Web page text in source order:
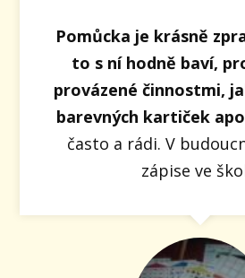
Pomůcka je krásně
to s ní hodně baví,
provázené činnostmi,
barevných kartiček
často a rádi. V
zápise ve